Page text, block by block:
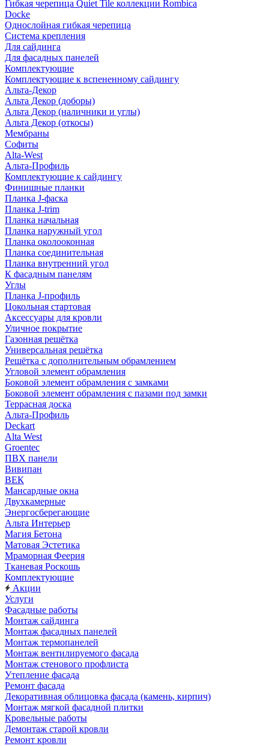
Гибкая черепица Quiet Tile коллекции Rombica
Docke
Однослойная гибкая черепица
Система крепления
Для сайдинга
Для фасадных панелей
Комплектующие
Комплектующие к вспененному сайдингу
Альта-Декор
Альта Декор (доборы)
Альта Декор (наличники и углы)
Альта Декор (откосы)
Мембраны
Софиты
Alta-West
Альта-Профиль
Комплектующие к сайдингу
Финишные планки
Планка J-фаска
Планка J-trim
Планка начальная
Планка наружный угол
Планка околооконная
Планка соединительная
Планка внутренний угол
К фасадным панелям
Углы
Планка J-профиль
Цокольная стартовая
Аксессуары для кровли
Уличное покрытие
Газонная решётка
Универсальная решётка
Решётка с дополнительным обрамлением
Угловой элемент обрамления
Боковой элемент обрамления с замками
Боковой элемент обрамления с пазами под замки
Террасная доска
Альта-Профиль
Deckart
Alta West
Groentec
ПВХ панели
Вивипан
ВЕК
Мансардные окна
Двухкамерные
Энергосберегающие
Альта Интерьер
Магия Бетона
Матовая Эстетика
Мраморная Феерия
Тканевая Роскошь
Комплектующие
Акции
Услуги
Фасадные работы
Монтаж сайдинга
Монтаж фасадных панелей
Монтаж термопанелей
Монтаж вентилируемого фасада
Монтаж стенового профлиста
Утепление фасада
Ремонт фасада
Декоративная облицовка фасада (камень, кирпич)
Монтаж мягкой фасадной плитки
Кровельные работы
Демонтаж старой кровли
Ремонт кровли